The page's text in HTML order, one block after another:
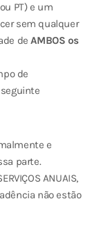
PT) e um
sem qualquer
deAMBOS os
de
e
parte.
ANUAIS,
não estão